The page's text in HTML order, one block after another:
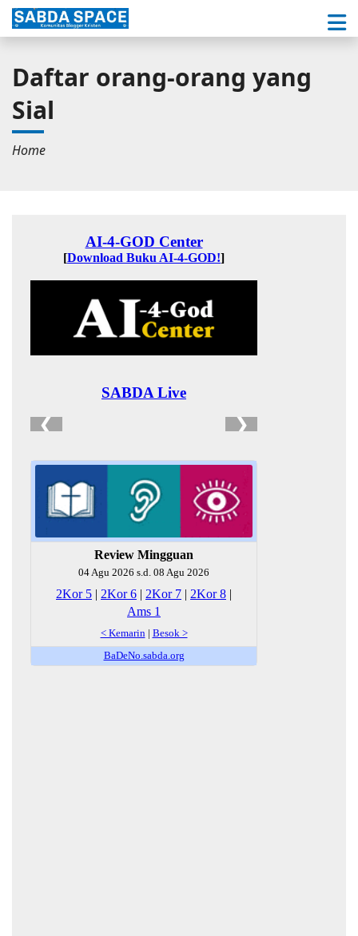
Daftar orang-orang yang
Sial
Home